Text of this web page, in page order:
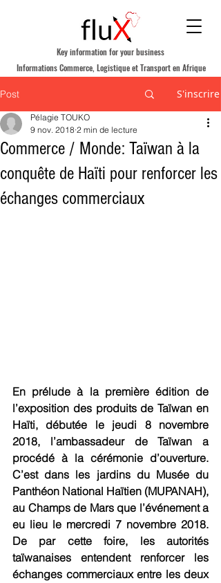
Informations Commerce, Logistique et Transport en Afrique
Key information for your business
Post S'inscrire
Commerce / Monde: Taïwan à la
conquête de Haïti pour renforcer les
échanges commerciaux
Pélagie TOUKO
9 nov. 2018 2 min de lecture
En prélude à la première édition de
l’exposition des produits de Taïwan en
Haïti, débutée le jeudi 8 novembre
2018, l’ambassadeur de Taïwan a
procédé à la cérémonie d’ouverture.
C’est dans les jardins du Musée du
Panthéon National Haïtien (MUPANAH),
au Champs de Mars que l’événement a
eu lieu le mercredi 7 novembre 2018.
De par cette foire, les autorités
taïwanaises entendent renforcer les
échanges commerciaux entre les deux